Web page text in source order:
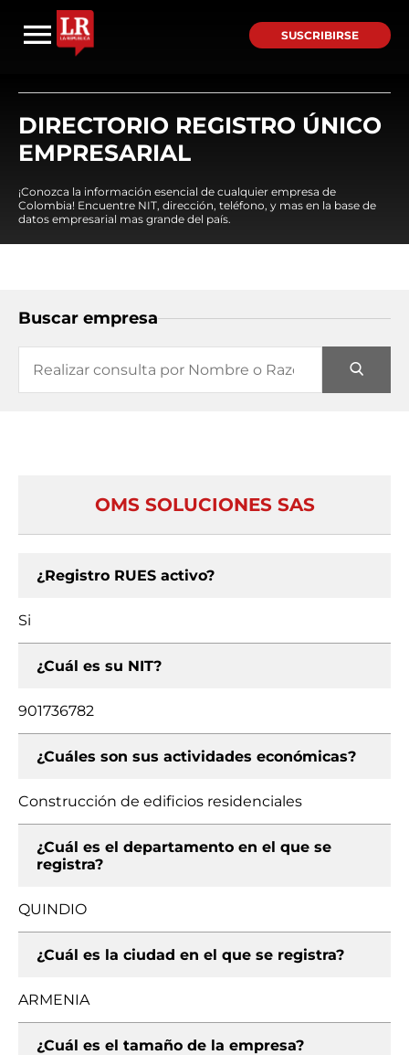
SUSCRIBIRSE
DIRECTORIO REGISTRO ÚNICO
EMPRESARIAL
¡Conozca la información esencial de cualquier empresa de
Colombia! Encuentre NIT, dirección, teléfono, y mas en la base de
datos empresarial mas grande del país.
Buscar empresa
OMS SOLUCIONES SAS
¿Registro RUES activo?
Si
¿Cuál es su NIT?
901736782
¿Cuáles son sus actividades económicas?
Construcción de edificios residenciales
¿Cuál es el departamento en el que se
registra?
QUINDIO
¿Cuál es la ciudad en el que se registra?
ARMENIA
¿Cuál es el tamaño de la empresa?